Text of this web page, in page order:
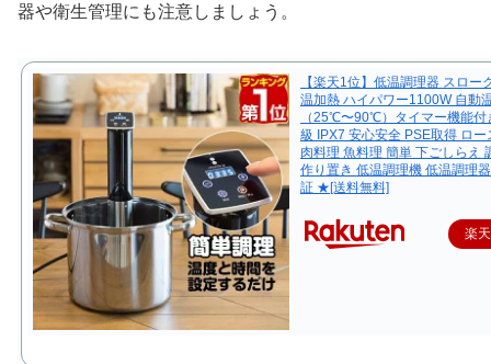
器や衛生管理にも注意しましょう。
【楽天1位】低温調理器 スロー
温加熱 ハイパワー1100W 自動
（25℃〜90℃）タイマー機能付
級 IPX7 安心安全 PSE取得 ロー
肉料理 魚料理 簡単 下ごしらえ
作り置き 低温調理機 低温調理
証 ★[送料無料]
楽